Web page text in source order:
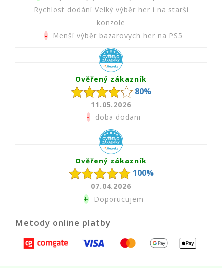
Rychlost dodání Velký výběr her i na starší
konzole
- Menší výběr bazarovych her na PS5
Ověřený zákazník
80%
11.05.2026
-doba dodani
Ověřený zákazník
100%
07.04.2026
+Doporucujem
Metody online platby